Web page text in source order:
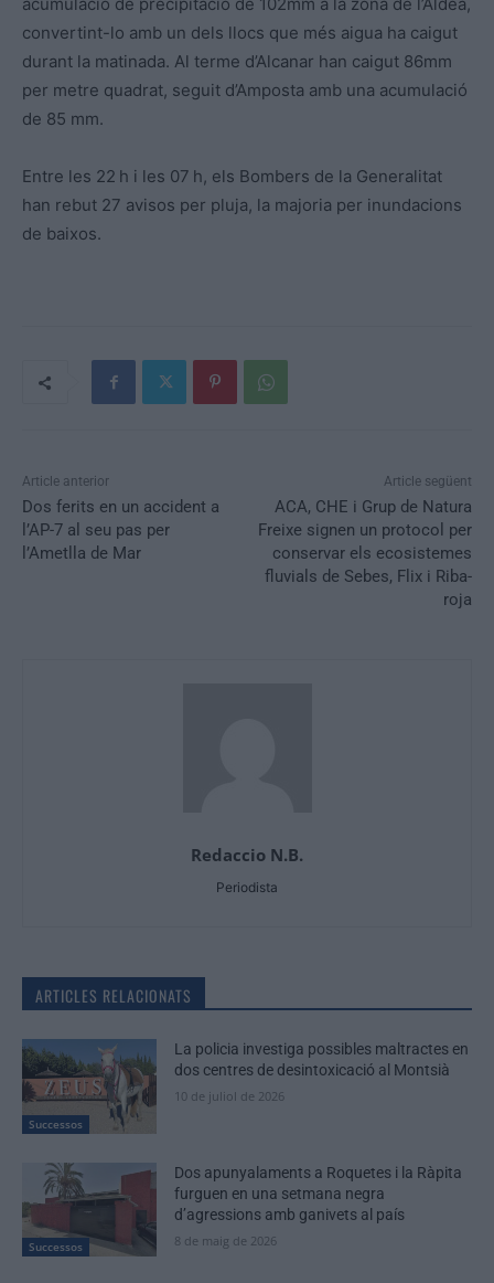
convertint-lo amb un dels llocs que més aigua ha caigut
durant la matinada. Al terme d’Alcanar han caigut 86mm
per metre quadrat, seguit d’Amposta amb una acumulació
de 85 mm.
Entre les 22 h i les 07 h, els Bombers de la Generalitat
han rebut 27 avisos per pluja, la majoria per inundacions
de baixos.
Article anterior
Dos ferits en un accident a
l’AP-7 al seu pas per
l’Ametlla de Mar
Article següent
ACA, CHE i Grup de Natura
Freixe signen un protocol per
conservar els ecosistemes
fluvials de Sebes, Flix i Riba-
roja
Redaccio N.B.
Periodista
ARTICLES RELACIONATS
Successos
La policia investiga possibles maltractes en
dos centres de desintoxicació al Montsià
10 de juliol de 2026
Successos
Dos apunyalaments a Roquetes i la Ràpita
furguen en una setmana negra
d’agressions amb ganivets al país
8 de maig de 2026